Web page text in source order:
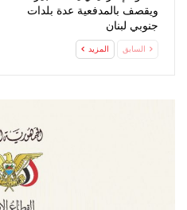
ويقصف بالمدفعية عدة بلدات
جنوبي لبنان
السابق المزيد